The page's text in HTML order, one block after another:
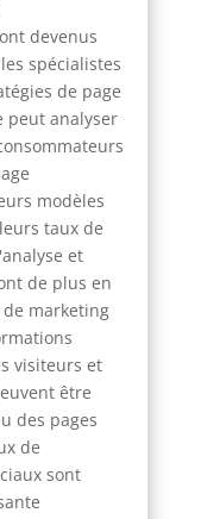
devenus
spécialistes
de page
peut analyser
modèles
taux de
et
de plus en
marketing
visiteurs et
être
des pages
de
sont